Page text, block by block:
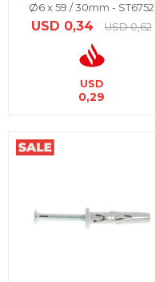
Ø6 x 59 / 30mm - ST6752
USD 0,34 USD 0,62
USD
0,29